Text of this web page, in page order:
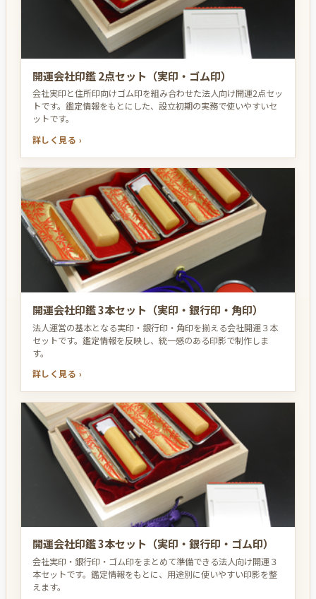
開運会社印鑑 2点セット（実印・ゴム印）
会社実印と住所印向けゴム印を組み合わせた法人向け開運2点セッ
トです。鑑定情報をもとにした、設立初期の実務で使いやすいセ
ットです。
詳しく見る ›
開運会社印鑑 3本セット（実印・銀行印・角印）
法人運営の基本となる実印・銀行印・角印を揃える会社開運３本
セットです。鑑定情報を反映し、統一感のある印影で制作しま
す。
詳しく見る ›
開運会社印鑑 3本セット（実印・銀行印・ゴム印）
会社実印・銀行印・ゴム印をまとめて準備できる法人向け開運３
本セットです。鑑定情報をもとに、用途別に使いやすい印影を整
えます。